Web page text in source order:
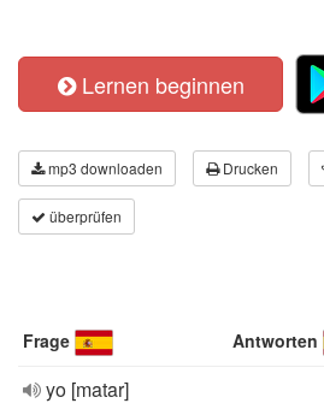
Lernen beginnen
mp3 downloaden Drucken
überprüfen
Frage Antworten
yo [matar]